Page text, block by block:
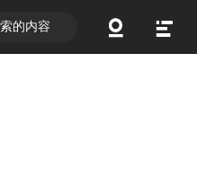
的内容